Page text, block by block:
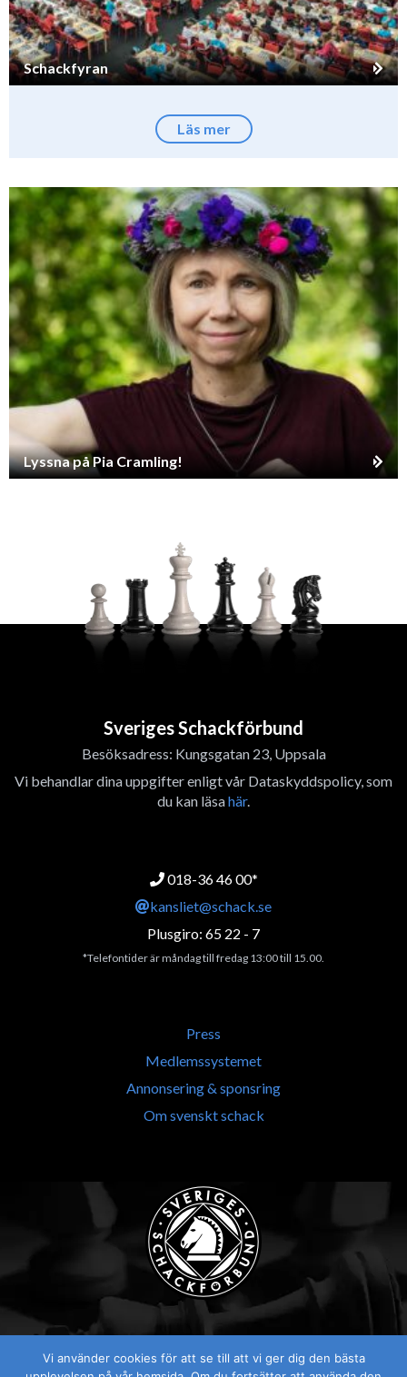
Schackfyran
Läs mer
Lyssna på Pia Cramling!
Sveriges Schackförbund
Besöksadress: Kungsgatan 23, Uppsala
Vi behandlar dina uppgifter enligt vår Dataskyddspolicy, som
du kan läsahär.
018-36 46 00*
kansliet@schack.se
Plusgiro: 65 22 - 7
*Telefontider är måndag till fredag 13:00 till 15.00.
Press
Medlemssystemet
Annonsering & sponsring
Om svenskt schack
Visselblåsaren
Vi använder cookies för att se till att vi ger dig den bästa